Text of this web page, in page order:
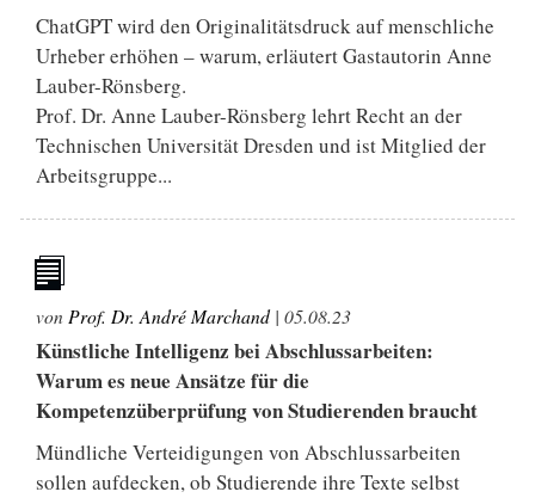
ChatGPT wird den Originalitätsdruck auf menschliche
Urheber erhöhen – warum, erläutert Gastautorin Anne
Lauber-Rönsberg.
Prof. Dr. Anne Lauber-Rönsberg lehrt Recht an der
Technischen Universität Dresden und ist Mitglied der
Arbeitsgruppe...
von Prof. Dr. André Marchand| 05.08.23
Künstliche Intelligenz bei Abschlussarbeiten:
Warum es neue Ansätze für die
Kompetenzüberprüfung von Studierenden braucht
Mündliche Verteidigungen von Abschlussarbeiten
sollen aufdecken, ob Studierende ihre Texte selbst